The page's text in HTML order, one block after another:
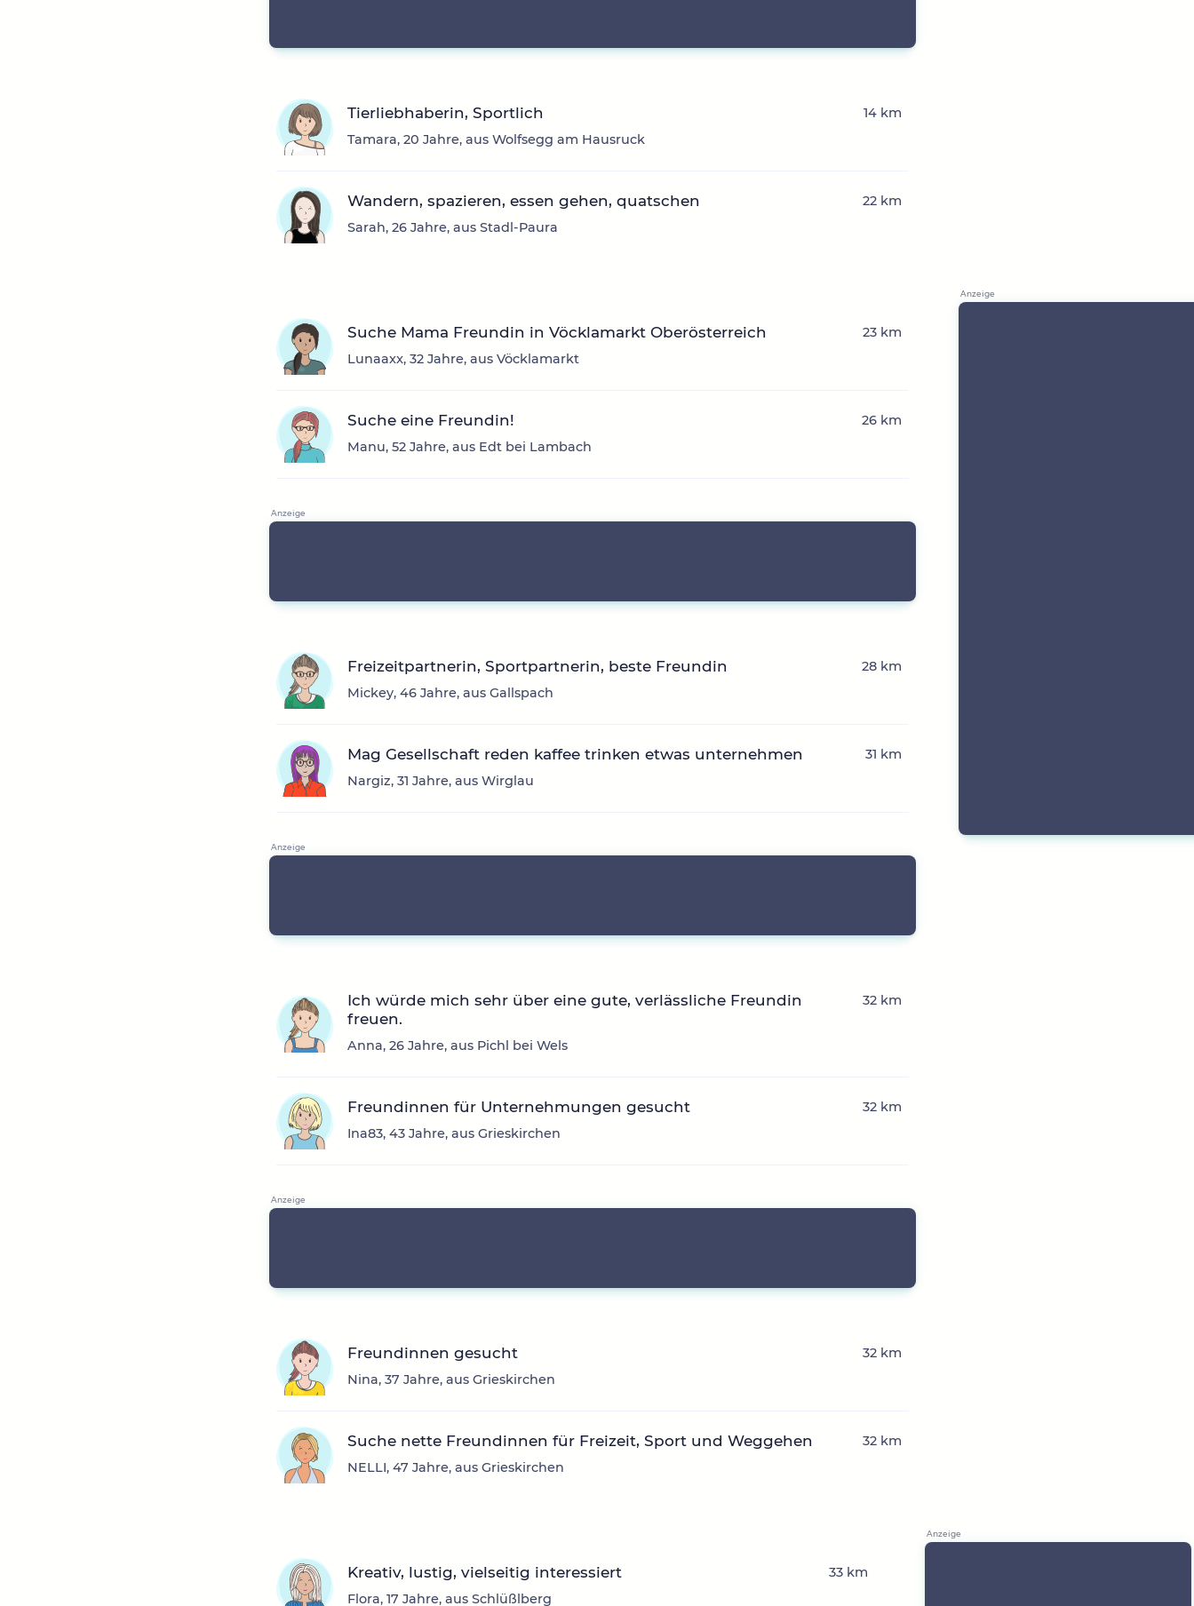
Tierliebhaberin, Sportlich
Tamara, 20 Jahre, aus Wolfsegg am Hausruck
14 km
Wandern, spazieren, essen gehen, quatschen
Sarah, 26 Jahre, aus Stadl-Paura
22 km
Suche Mama Freundin in Vöcklamarkt Oberösterreich
Lunaaxx, 32 Jahre, aus Vöcklamarkt
23 km
Suche eine Freundin!
Manu, 52 Jahre, aus Edt bei Lambach
26 km
Freizeitpartnerin, Sportpartnerin, beste Freundin
Mickey, 46 Jahre, aus Gallspach
28 km
Mag Gesellschaft reden kaffee trinken etwas unternehmen
Nargiz, 31 Jahre, aus Wirglau
31 km
Ich würde mich sehr über eine gute, verlässliche Freundin
freuen.
Anna, 26 Jahre, aus Pichl bei Wels
32 km
Freundinnen für Unternehmungen gesucht
Ina83, 43 Jahre, aus Grieskirchen
32 km
Freundinnen gesucht
Nina, 37 Jahre, aus Grieskirchen
32 km
Suche nette Freundinnen für Freizeit, Sport und Weggehen
NELLI, 47 Jahre, aus Grieskirchen
32 km
Kreativ, lustig, vielseitig interessiert
Flora, 17 Jahre, aus Schlüßlberg
33 km